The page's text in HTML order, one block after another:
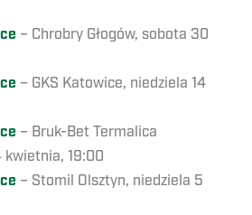
– Chrobry Głogów, sobota 30
– GKS Katowice, niedziela 14
– Bruk-Bet Termalica
kwietnia, 19:00
– Stomil Olsztyn, niedziela 5